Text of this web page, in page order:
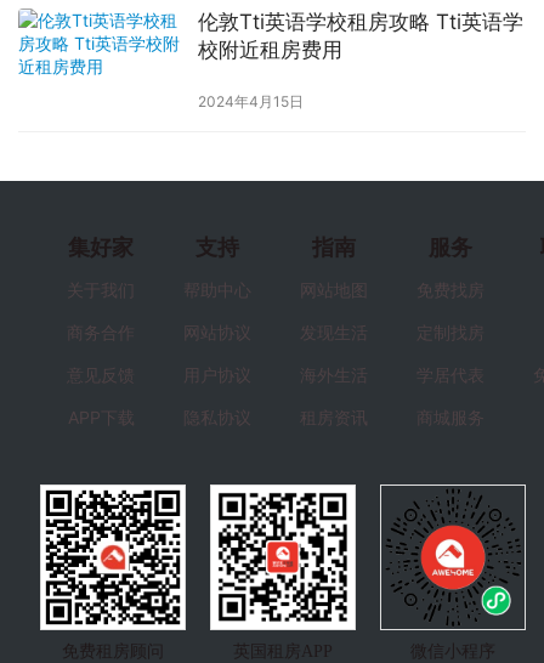
伦敦Tti英语学校租房攻略 Tti英语学
校附近租房费用
2024年4月15日
集好家
关于我们
商务合作
意见反馈
APP下载
支持
帮助中心
网站协议
用户协议
隐私协议
指南
网站地图
发现生活
海外生活
租房资讯
服务
免费找房
定制找房
学居代表
商城服务
免费租房顾问 英国租房APP 微信小程序